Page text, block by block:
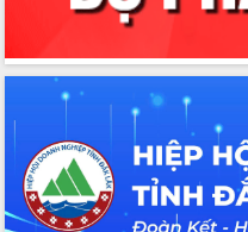
Chương trình “Gặp gỡ hữu nghị –
Bầu cử Quốc hội và HĐND: Cử tri Đắk
Lắk gửi gắm niềm tin, kỳ vọng vào lá
Đắk Lắk sẵn sàng các điều kiện cho
Ngày hội bầu cử đại biểu Quốc hội
khóa XVI và HĐND các cấp nhiệm kỳ
2026-2031